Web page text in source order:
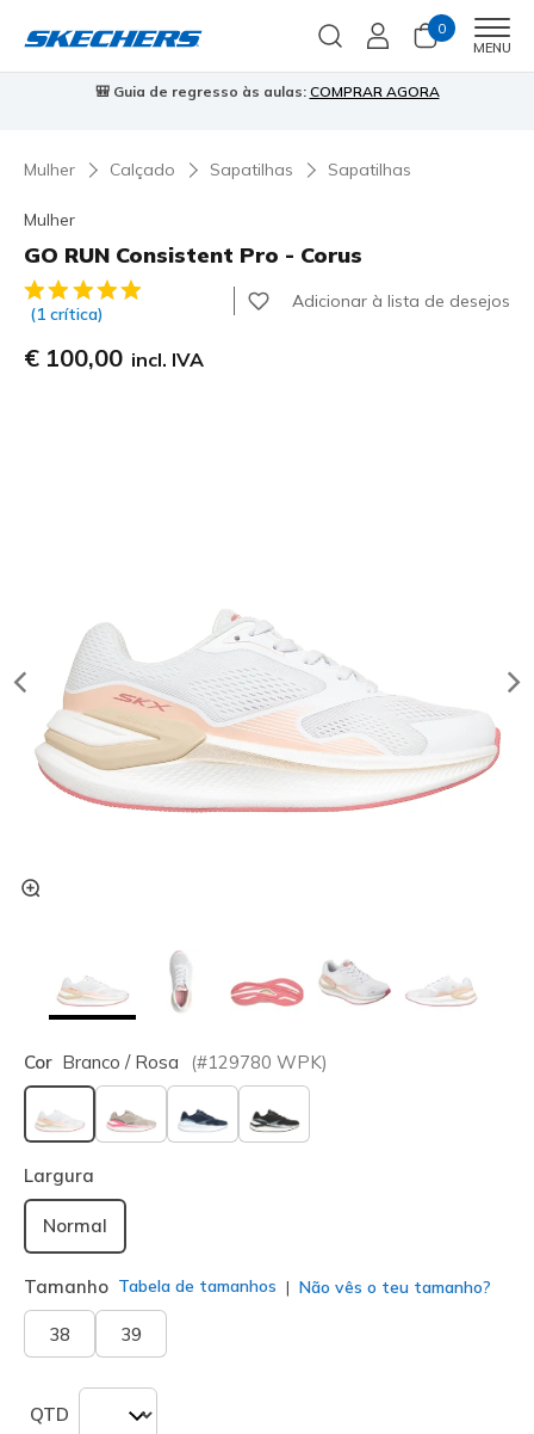
0
MENU
🎒 Guia de regresso às aulas: COMPRAR AGORA
Mulher Calçado Sapatilhas Sapatilhas
Mulher
GO RUN Consistent Pro - Corus
3$6 de 5 – Classificação do cliente
(1 crítica)
Adicionar à lista de desejos
€ 100,00 incl. IVA
Cor Branco / Rosa (#129780 WPK)
selecionado
Largura
Normal
Tamanho Tabela de tamanhos Não vês o teu tamanho?
38 39
QTD